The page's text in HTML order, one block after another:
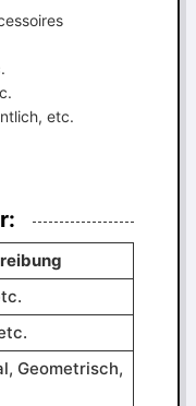
etc.
Geometrisch,